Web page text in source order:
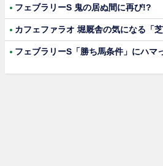
フェブラリーS 鬼の居ぬ間に再び!?
カフェファラオ 堀厩舎の気になる「芝
フェブラリーS「勝ち馬条件」にハマ